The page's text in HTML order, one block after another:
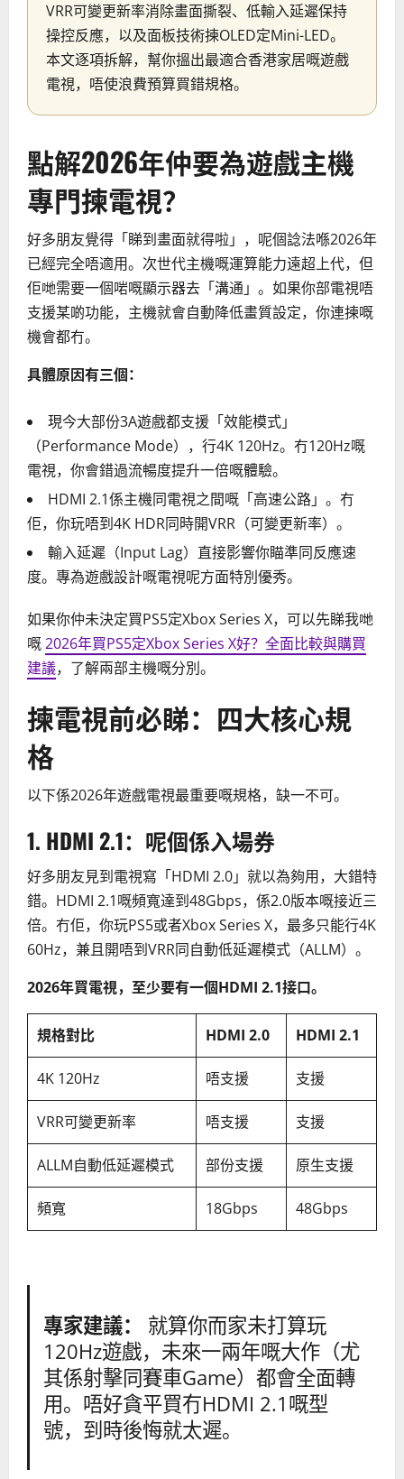
VRR可變更新率消除畫面撕裂、低輸入延遲保持
操控反應，以及面板技術揀OLED定Mini-LED。
本文逐項拆解，幫你搵出最適合香港家居嘅遊戲
電視，唔使浪費預算買錯規格。
點解2026年仲要為遊戲主機
專門揀電視？
好多朋友覺得「睇到畫面就得啦」，呢個諗法喺2026年
已經完全唔適用。次世代主機嘅運算能力遠超上代，但
佢哋需要一個啱嘅顯示器去「溝通」。如果你部電視唔
支援某啲功能，主機就會自動降低畫質設定，你連揀嘅
機會都冇。
具體原因有三個：
現今大部份3A遊戲都支援「效能模式」
（Performance Mode），行4K 120Hz。冇120Hz嘅
電視，你會錯過流暢度提升一倍嘅體驗。
HDMI 2.1係主機同電視之間嘅「高速公路」。冇
佢，你玩唔到4K HDR同時開VRR（可變更新率）。
輸入延遲（Input Lag）直接影響你瞄準同反應速
度。專為遊戲設計嘅電視呢方面特別優秀。
如果你仲未決定買PS5定Xbox Series X，可以先睇我哋
嘅2026年買PS5定Xbox Series X好？全面比較與購買
建議，了解兩部主機嘅分別。
揀電視前必睇：四大核心規
格
以下係2026年遊戲電視最重要嘅規格，缺一不可。
1. HDMI 2.1：呢個係入場券
好多朋友見到電視寫「HDMI 2.0」就以為夠用，大錯特
錯。HDMI 2.1嘅頻寬達到48Gbps，係2.0版本嘅接近三
倍。冇佢，你玩PS5或者Xbox Series X，最多只能行4K
60Hz，兼且開唔到VRR同自動低延遲模式（ALLM）。
2026年買電視，至少要有一個HDMI 2.1接口。
規格對比 HDMI 2.0 HDMI 2.1
4K 120Hz 唔支援 支援
VRR可變更新率 唔支援 支援
ALLM自動低延遲模式 部份支援 原生支援
頻寬 18Gbps 48Gbps
專家建議：
就算你而家未打算玩
120Hz遊戲，未來一兩年嘅大作（尤
其係射擊同賽車Game）都會全面轉
用。唔好貪平買冇HDMI 2.1嘅型
號，到時後悔就太遲。